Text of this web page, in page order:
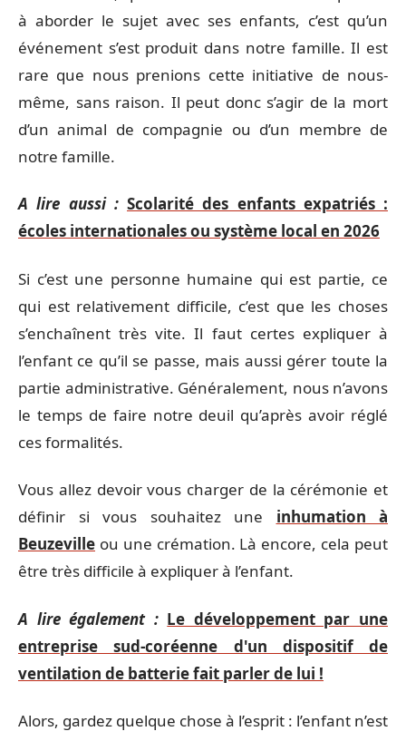
à aborder le sujet avec ses enfants, c’est qu’un
événement s’est produit dans notre famille. Il est
rare que nous prenions cette initiative de nous-
même, sans raison. Il peut donc s’agir de la mort
d’un animal de compagnie ou d’un membre de
notre famille.
A lire aussi : Scolarité des enfants expatriés :
écoles internationales ou système local en 2026
Si c’est une personne humaine qui est partie, ce
qui est relativement difficile, c’est que les choses
s’enchaînent très vite. Il faut certes expliquer à
l’enfant ce qu’il se passe, mais aussi gérer toute la
partie administrative. Généralement, nous n’avons
le temps de faire notre deuil qu’après avoir réglé
ces formalités.
Vous allez devoir vous charger de la cérémonie et
définir si vous souhaitez une inhumation à
Beuzeville ou une crémation. Là encore, cela peut
être très difficile à expliquer à l’enfant.
A lire également : Le développement par une
entreprise sud-coréenne d'un dispositif de
ventilation de batterie fait parler de lui !
Alors, gardez quelque chose à l’esprit : l’enfant n’est